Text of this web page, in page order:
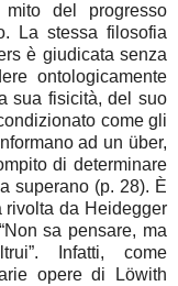
del progresso
La stessa filosofia
è giudicata senza
ontologicamente
sua fisicità, del suo
come gli
ad un über,
di determinare
superano (p. 28). È
da Heidegger
sa pensare, ma
Infatti, come
opere di Löwith